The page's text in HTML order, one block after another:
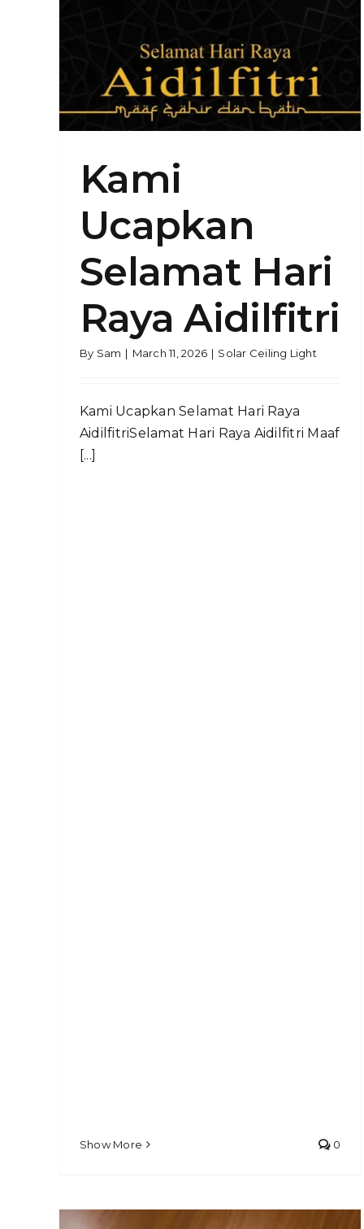
Kami
Ucapkan
Selamat Hari
Raya Aidilfitri
By Sam | March 11, 2026 | Solar Ceiling Light
Kami Ucapkan Selamat Hari Raya
AidilfitriSelamat Hari Raya Aidilfitri Maaf
[...]
Show More 0